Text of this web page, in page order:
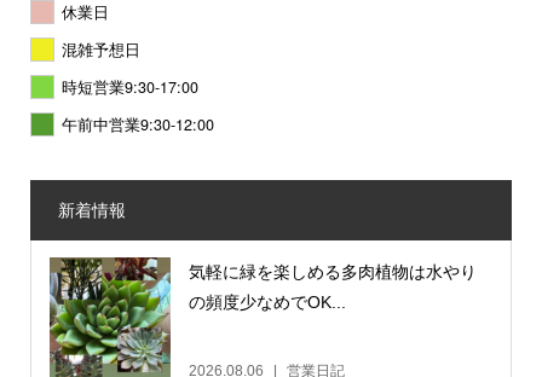
休業日
混雑予想日
時短営業9:30-17:00
午前中営業9:30-12:00
新着情報
気軽に緑を楽しめる多肉植物は水やり
の頻度少なめでOK...
2026.08.06 営業日記